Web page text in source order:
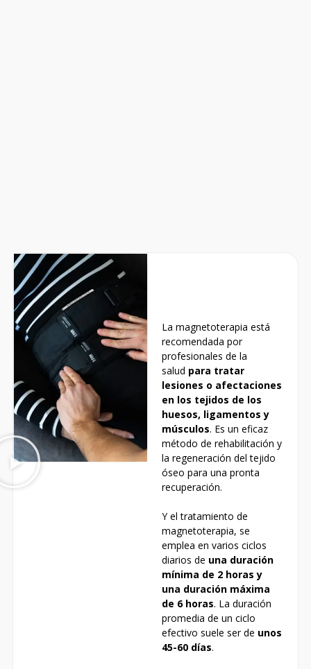
La magnetoterapiaestá
recomendada por
profesionales de la
salud para tratar
lesiones o afectaciones
en los tejidos de los
huesos, ligamentos y
músculos. Es un eficaz
método de rehabilitación y
la regeneración del tejido
óseo para una pronta
recuperación.
Y el tratamiento de
magnetoterapia, se
emplea en varios ciclos
diarios de una duración
mínima de 2 horas y
una duración máxima
de 6 horas. La duración
promedia de un ciclo
efectivo suele ser de unos
45-60 días.